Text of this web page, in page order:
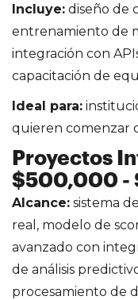
Incluye: diseño de
entrenamiento de
integración con
capacitación de
Ideal para:
quieren comenzar
Proyectos
$500,000 -
Alcance: sistema
real, modelo de
avanzado con
de análisis
procesamiento de